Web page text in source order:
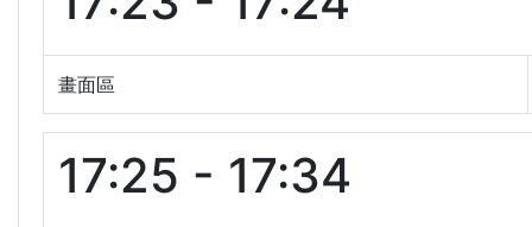
畫面區
17:25 - 17:34